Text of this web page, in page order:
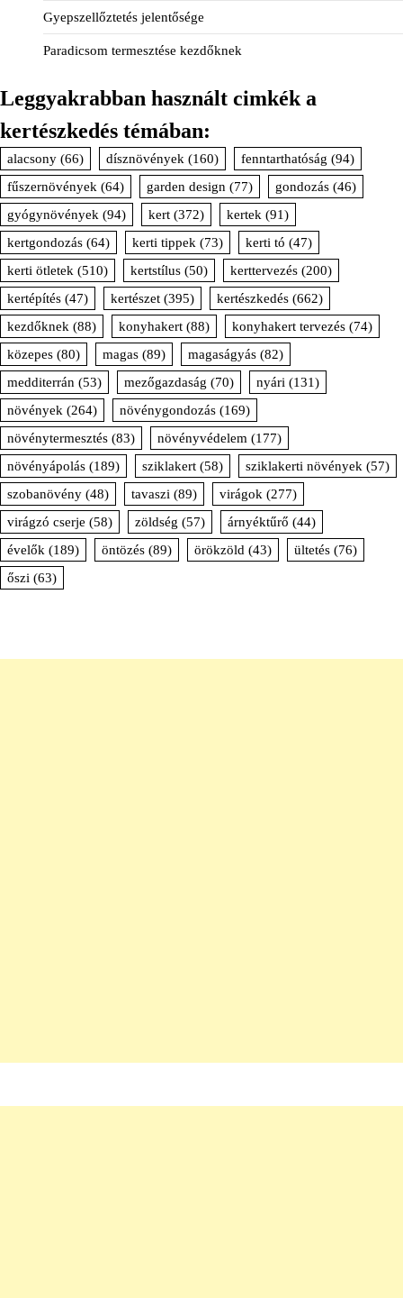
Gyepszellőztetés jelentősége
Paradicsom termesztése kezdőknek
Leggyakrabban használt cimkék a
kertészkedés témában:
alacsony (66) dísznövények (160) fenntarthatóság (94)
fűszernövények (64) garden design (77) gondozás (46)
gyógynövények (94) kert (372) kertek (91)
kertgondozás (64) kerti tippek (73) kerti tó (47)
kerti ötletek (510) kertstílus (50) kerttervezés (200)
kertépítés (47) kertészet (395) kertészkedés (662)
kezdőknek (88) konyhakert (88) konyhakert tervezés (74)
közepes (80) magas (89) magaságyás (82)
medditerrán (53) mezőgazdaság (70) nyári (131)
növények (264) növénygondozás (169)
növénytermesztés (83) növényvédelem (177)
növényápolás (189) sziklakert (58) sziklakerti növények (57)
szobanövény (48) tavaszi (89) virágok (277)
virágzó cserje (58) zöldség (57) árnyéktűrő (44)
évelők (189) öntözés (89) örökzöld (43) ültetés (76)
őszi (63)